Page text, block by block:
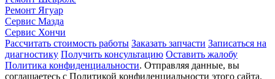
Ремонт Ягуар
Сервис Мазда
Сервис Хончи
Рассчитать стоимость работы Заказать запчасти Записаться на
диагностику Получить консультацию Оставить жалобу
Политика конфиденциальности. Отправляя данные, вы
соглашаетесь с Политикой конфиденциальности этого сайта.